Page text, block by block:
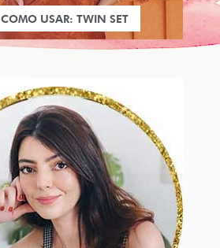
COMO USAR: TWIN SET